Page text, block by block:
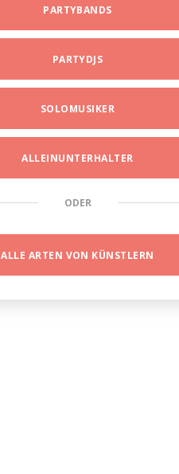
PARTYBANDS
PARTYDJS
SOLOMUSIKER
ALLEINUNTERHALTER
ODER
ALLE ARTEN VON KÜNSTLERN